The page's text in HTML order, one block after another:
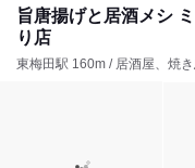
旨唐揚げと居酒メシ
り店
東梅田駅 160m / 居酒屋、焼